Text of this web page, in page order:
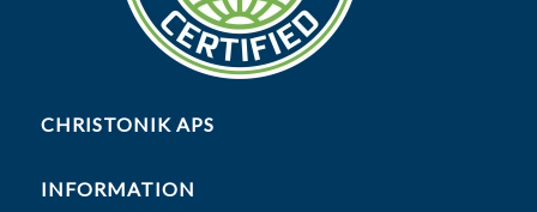
CHRISTONIK APS
INFORMATION